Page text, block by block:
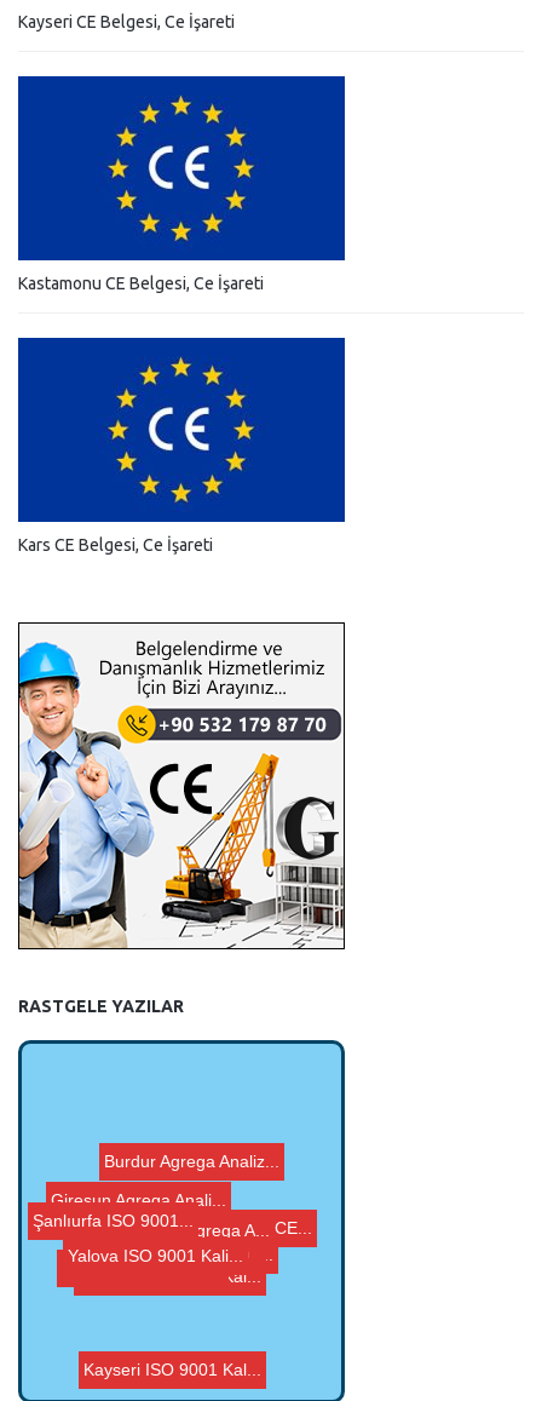
Kayseri CE Belgesi, Ce İşareti
Kastamonu CE Belgesi, Ce İşareti
Kars CE Belgesi, Ce İşareti
RASTGELE YAZILAR
Kayseri ISO 9001 Kal...
Van Agrega Analizi, ...
Burdur Agrega Analiz...
G Belgesi, Agrega CE...
Diyarbakır Agrega A...
Şanlıurfa ISO 9001...